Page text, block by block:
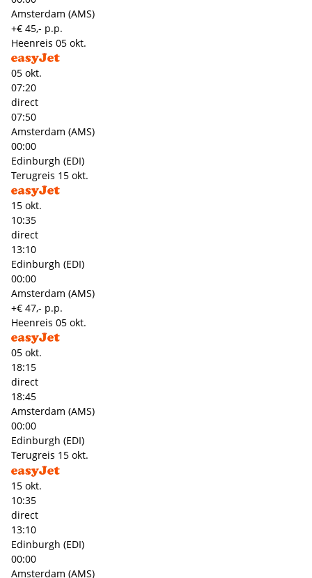
Amsterdam (AMS)
+€ 45,- p.p.
Heenreis 05 okt.
05 okt.
07:20
direct
07:50
Amsterdam (AMS)
00:00
Edinburgh (EDI)
Terugreis 15 okt.
15 okt.
10:35
direct
13:10
Edinburgh (EDI)
00:00
Amsterdam (AMS)
+€ 47,- p.p.
Heenreis 05 okt.
05 okt.
18:15
direct
18:45
Amsterdam (AMS)
00:00
Edinburgh (EDI)
Terugreis 15 okt.
15 okt.
10:35
direct
13:10
Edinburgh (EDI)
00:00
Amsterdam (AMS)